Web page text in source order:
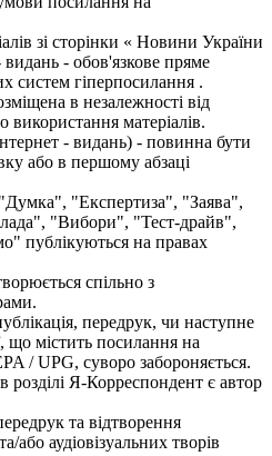
зі сторінки « Новини України
видань - обов'язкове пряме
систем гіперпосилання .
в незалежності від
використання матеріалів.
- видань) - повинна бути
або в першому абзаці
"Експертиза", "Заява",
"Вибори", "Тест-драйв",
публікуються на правах
спільно з
передрук, чи наступне
що містить посилання на
/ UPG, суворо забороняється.
розділі Я-Корреспондент є автор
та відтворення
або аудіовізуальних творів